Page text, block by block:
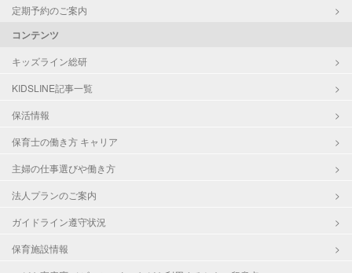
定期予約のご案内
コンテンツ
キッズライン総研
KIDSLINE記事一覧
保活情報
保育士の働き方 キャリア
主婦の仕事選びや働き方
法人プランのご案内
ガイドライン遵守状況
保育施設情報